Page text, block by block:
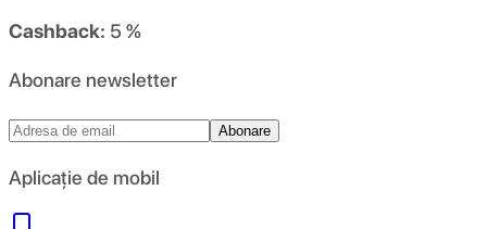
Cashback: 5 %
Abonare newsletter
Abonare
Aplicație de mobil